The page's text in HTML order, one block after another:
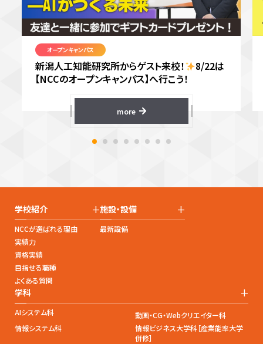
オープンキャンパス
新潟人工知能研究所からゲスト来校！
8/22は
【NCCのオープンキャンパス】へ行こう！
more
学校紹介 +
NCCが選ばれる理由
実績力
資格実績
目指せる職種
よくある質問
施設・設備 +
最新設備
学科 +
AIシステム科
動画・CG・Webクリエイター科
情報システム科
情報ビジネス大学科［産業能率大学
併修］